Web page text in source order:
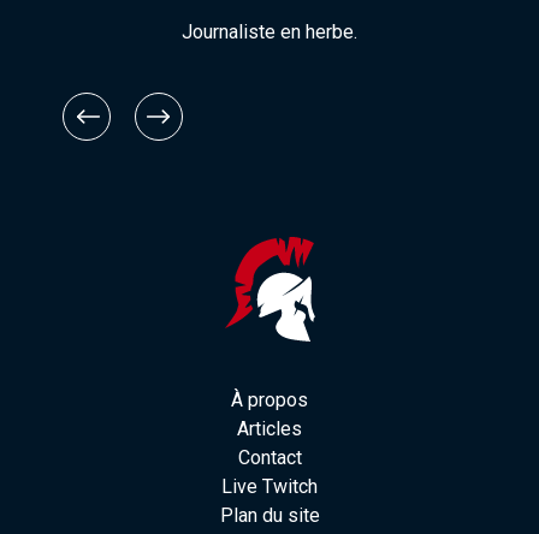
Journaliste en herbe.
À propos
Articles
Contact
Live Twitch
Plan du site